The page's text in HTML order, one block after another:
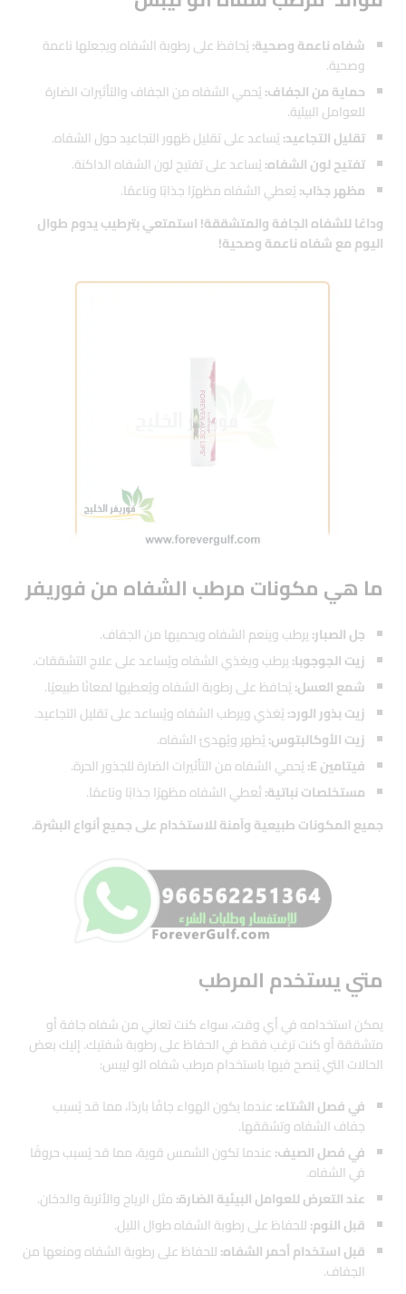
شفاه ناعمة وصحية:يُحافظ على رطوبة الشفاه ويجعلها ناعمة
وصحية.
حماية من الجفاف:يُحمي الشفاه من الجفاف والتأثيرات الضارة
للعوامل البيئية.
تقليل التجاعيد:يُساعد على تقليل ظهور التجاعيد حول الشفاه.
تفتيح لون الشفاه:يُساعد على تفتيح لون الشفاه الداكنة.
مظهر جذاب:يُعطي الشفاه مظهرًا جذابًا وناعمًا.
وداعًا للشفاه الجافة والمتشققة! استمتعي بترطيب يدوم طوال
اليوم مع شفاه ناعمة وصحية!
ما هي مكونات مرطب الشفاه من فوريفر
جل الصبار:يرطب وينعم الشفاه ويحميها من الجفاف.
زيت الجوجوبا:يرطب ويغذي الشفاه ويُساعد على علاج التشققات.
شمع العسل:يُحافظ على رطوبة الشفاه ويُعطيها لمعانًا طبيعيًا.
زيت بذور الورد:يُغذي ويرطب الشفاه ويُساعد على تقليل التجاعيد.
زيت الأوكالبتوس:يُطهر ويُهدئ الشفاه.
فيتامين E:
يُحمي الشفاه من التأثيرات الضارة للجذور الحرة.
مستخلصات نباتية:تُعطي الشفاه مظهرًا جذابًا وناعمًا.
جميع المكونات طبيعية وآمنة للاستخدام على جميع أنواع البشرة.
متي يستخدم المرطب
يمكن استخدامه في أي وقت، سواء كنت تعاني من شفاه جافة أو
متشققة أو كنت ترغب فقط في الحفاظ على رطوبة شفتيك. إليك بعض
الحالات التي يُنصح فيها باستخدام مرطب شفاه الو ليبس:
في فصل الشتاء:عندما يكون الهواء جافًا باردًا، مما قد يُسبب
جفاف الشفاه وتشققها.
في فصل الصيف:عندما تكون الشمس قوية، مما قد يُسبب حروقًا
في الشفاه.
عند التعرض للعوامل البيئية الضارة:مثل الرياح والأتربة والدخان.
قبل النوم:للحفاظ على رطوبة الشفاه طوال الليل.
قبل استخدام أحمر الشفاه:للحفاظ على رطوبة الشفاه ومنعها من
الجفاف.